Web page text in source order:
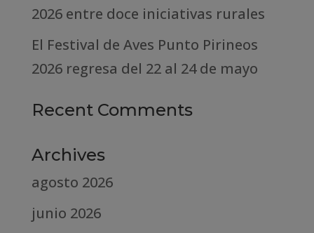
2026 entre doce iniciativas rurales
El Festival de Aves Punto Pirineos
2026 regresa del 22 al 24 de mayo
Recent Comments
Archives
agosto 2026
junio 2026